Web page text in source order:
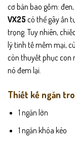
cơ bản bao gồm:
VX25 có thể gây ấn
trọng. Tuy nhiên,
lý tinh tế mềm mại,
còn thuyết phục con
nó đem lại.
Thiết kế ngăn
1 ngăn lớn
1 ngăn khóa kéo